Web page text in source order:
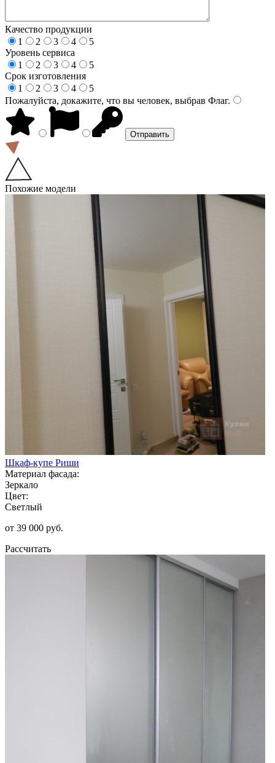
Качество продукции
1
2 3 4
5
Уровень сервиса
1
2 3 4
5
Срок изготовления
1
2 3 4
5
Пожалуйста, докажите, что вы человек, выбрав Флаг.
Похожие модели
Шкаф-купе Риши
Материал фасада:
Зеркало
Цвет:
Светлый
от 39 000 руб.
Рассчитать